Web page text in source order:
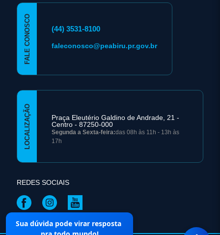
FALE CONOSCO (44) 3531-8100
faleconosco@peabiru.pr.gov.br
LOCALIZAÇÃO
Praça Eleutério Galdino de Andrade, 21 -
Centro - 87250-000
Segunda a Sexta-feira:das 08h às 11h - 13h às
17h
REDES SOCIAIS
Mapa do Site
Sua dúvida pode virar resposta